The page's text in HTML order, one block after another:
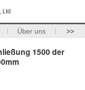
Ltd
Über uns >>
1500 der